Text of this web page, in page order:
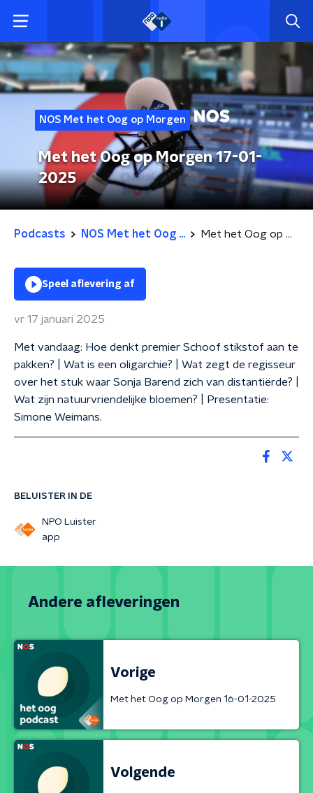
NOS Met het Oog op Morgen
Met het Oog op Morgen 17-01-
2025
Podcasts NOS Met het Oog ... Met het Oog op Morgen 17-01-2025
BELUISTER IN DE
NPO Luister
app
Speel aflevering af
vr 17 januari 2025
Met vandaag: Hoe denkt premier Schoof stikstof aan te
pakken? | Wat is een oligarchie? | Wat zegt de regisseur
over het stuk waar Sonja Barend zich van distantiërde? |
Wat zijn natuurvriendelijke bloemen? | Presentatie:
Simone Weimans.
Andere afleveringen
Vorige
Met het Oog op Morgen 16-01-2025
Volgende